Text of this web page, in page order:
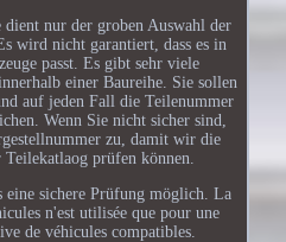
dient nur der groben Auswahl der
wird nicht garantiert, dass es in
passt. Es gibt sehr viele
einer Baureihe. Sie sollen
auf jeden Fall die Teilenummer
Wenn Sie nicht sicher sind,
zu, damit wir die
prüfen können.
sichere Prüfung möglich. La
n'est utilisée que pour une
de véhicules compatibles.